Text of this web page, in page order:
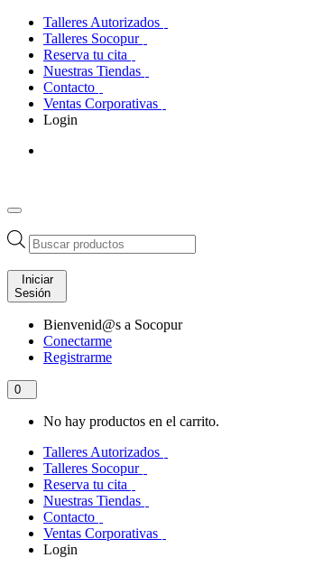
Talleres Autorizados
Talleres Socopur
Reserva tu cita
Nuestras Tiendas
Contacto
Ventas Corporativas
Login
Búsqueda
de
productos
Iniciar
Sesión
Bienvenid@s a Socopur
Conectarme
Registrarme
0
No hay productos en el carrito.
Talleres Autorizados
Talleres Socopur
Reserva tu cita
Nuestras Tiendas
Contacto
Ventas Corporativas
Login